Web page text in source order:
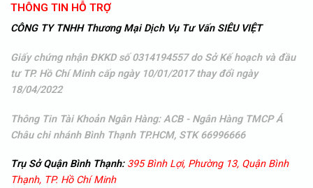
THÔNG TIN HỖ TRỢ
CÔNG TY TNHH Thương Mại Dịch Vụ Tư Vấn SIÊU VIỆT
Giấy chứng nhận ĐKKD số 0314194557 do Sở Kế hoạch và đầu
tư TP. Hồ Chí Minh cấp ngày 10/01/2017 thay đổi ngày
18/04/2022
Thông Tin Tài Khoản Ngân Hàng: ACB - Ngân Hàng TMCP Á
Châu chi nhánh Bình Thạnh TP.HCM, STK 66996666
Trụ Sở Quận Bình Thạnh: 395 Bình Lợi, Phường 13, Quận Bình
Thạnh, TP. Hồ Chí Minh